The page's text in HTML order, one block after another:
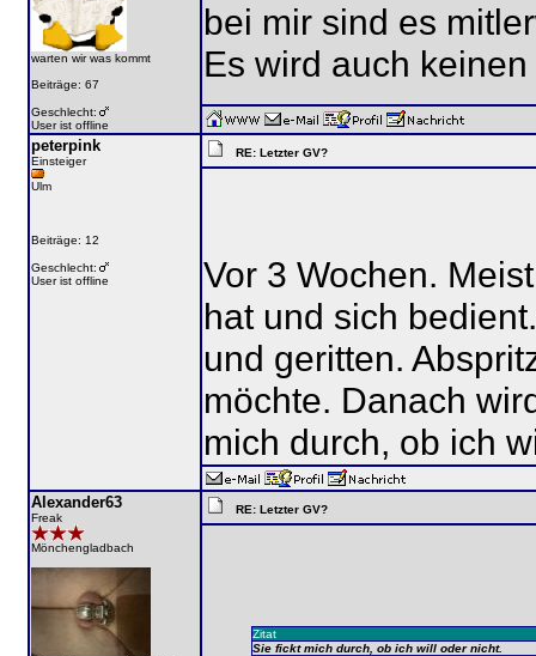
warten wir was kommt
Beiträge: 67
Geschlecht:
User ist offline
bei mir sind es
Es wird auch
peterpink
Einsteiger
Ulm
Beiträge: 12
Geschlecht:
User ist offline
RE: Letzter GV?
Vor 3 Wochen.
hat und sich
und geritten.
möchte. Danach
mich durch, ob ich
Alexander63
Freak
Mönchengladbach
RE: Letzter GV?
Zitat
Sie fickt mich durch, ob ich will oder nicht.